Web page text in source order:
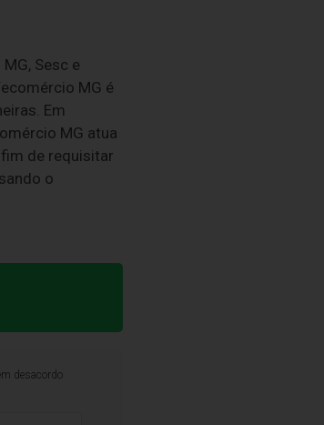
Sesc e
MG é
Em
MG atua
de requisitar
o
desacordo